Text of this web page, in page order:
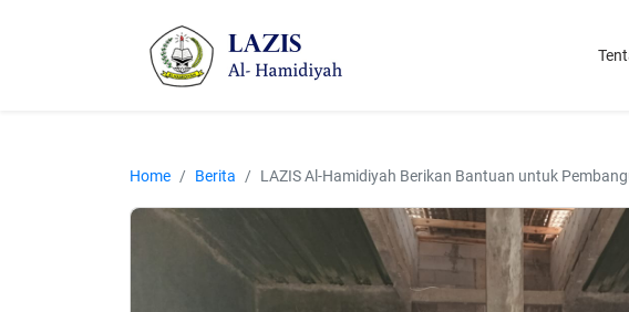
Home Berita LAZIS Al-Hamidiyah Berikan Bantuan untuk